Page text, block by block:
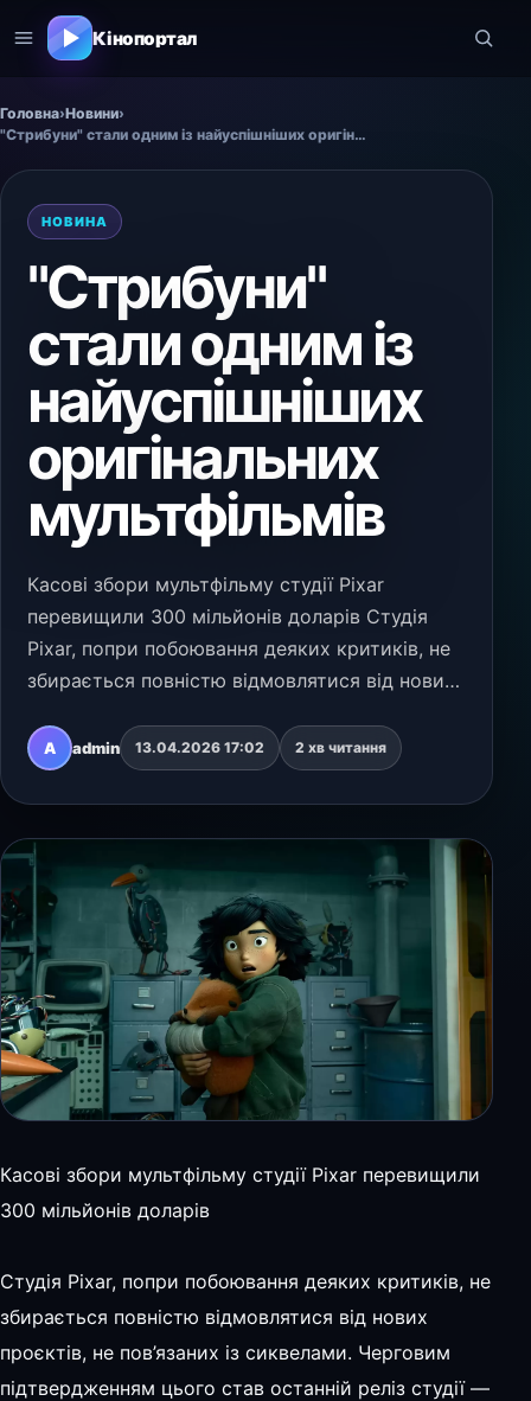
Кінопортал
Головна›Новини›
"Стрибуни" стали одним із найуспішніших оригінальних мультфільмів
НОВИНА
"Стрибуни"
стали одним із
найуспішніших
оригінальних
мультфільмів
Касові збори мультфільму студії Pixar
перевищили 300 мільйонів доларів Студія
Pixar, попри побоювання деяких критиків, не
збирається повністю відмовлятися від нових
Черговим підтвердженням цього став
останній реліз студії…
A admin 13.04.2026 17:02 2 хв читання
Касові збори мультфільму студії Pixar перевищили
300 мільйонів доларів
Студія Pixar, попри побоювання деяких критиків, не
збирається повністю відмовлятися від нових
проєктів, не пов’язаних із сиквелами. Черговим
підтвердженням цього став останній реліз студії —